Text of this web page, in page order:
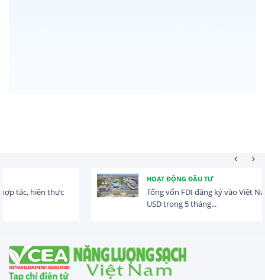
HOẠT ĐỘNG ĐẦU TƯ
Tổng vốn FDI đăng ký vào Việt Nam đạt gần 25 tỷ